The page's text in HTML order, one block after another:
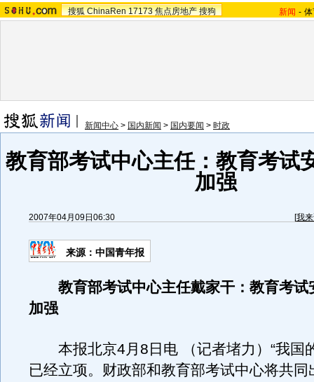
搜狐 ChinaRen 17173 焦点房地产 搜狗 新闻 -
新闻中心 > 国内新闻 > 国内要闻 > 时政
教育部考试中心主任：教育考试
加强
2007年04月09日06:30 [我
来源：中国青年报
教育部考试中心主任戴家干：教育考试
加强
本报北京4月8日电 （记者堵力）“我国
已经立项。财政部和教育部考试中心将共同